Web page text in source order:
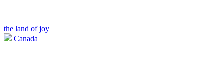
the land of joy
Canada